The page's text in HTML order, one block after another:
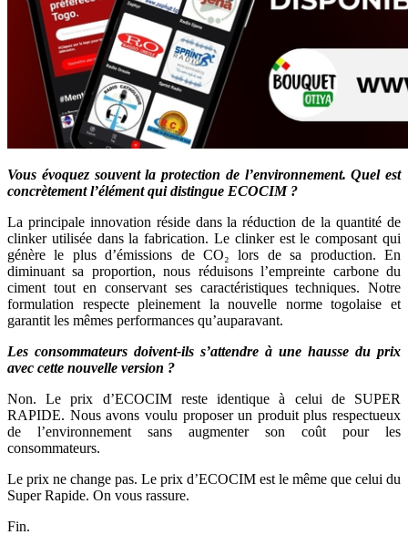
Vous évoquez souvent la protection de l’environnement. Quel est
concrètement l’élément qui distingue ECOCIM ?
La principale innovation réside dans la réduction de la quantité de
clinker utilisée dans la fabrication. Le clinker est le composant qui
génère le plus d’émissions de CO₂ lors de sa production. En
diminuant sa proportion, nous réduisons l’empreinte carbone du
ciment tout en conservant ses caractéristiques techniques. Notre
formulation respecte pleinement la nouvelle norme togolaise et
garantit les mêmes performances qu’auparavant.
Les consommateurs doivent-ils s’attendre à une hausse du prix
avec cette nouvelle version ?
Non. Le prix d’ECOCIM reste identique à celui de SUPER
RAPIDE. Nous avons voulu proposer un produit plus respectueux
de l’environnement sans augmenter son coût pour les
consommateurs.
Le prix ne change pas. Le prix d’ECOCIM est le même que celui du
Super Rapide. On vous rassure.
Fin.